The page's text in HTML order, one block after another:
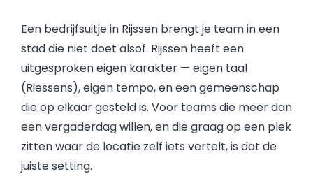
Een bedrijfsuitje in Rijssen brengt je team in een
stad die niet doet alsof. Rijssen heeft een
uitgesproken eigen karakter — eigen taal
(Riessens), eigen tempo, en een gemeenschap
die op elkaar gesteld is. Voor teams die meer dan
een vergaderdag willen, en die graag op een plek
zitten waar de locatie zelf iets vertelt, is dat de
juiste setting.